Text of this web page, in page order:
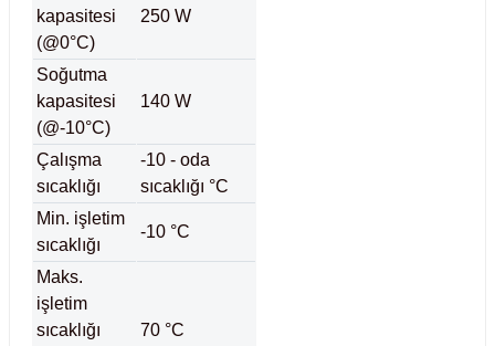
kapasitesi
(@0°C)
250 W
Soğutma
kapasitesi
(@-10°C)
140 W
Çalışma
sıcaklığı
-10 - oda
sıcaklığı °C
Min. işletim
sıcaklığı
-10 °C
Maks.
işletim
sıcaklığı
70 °C